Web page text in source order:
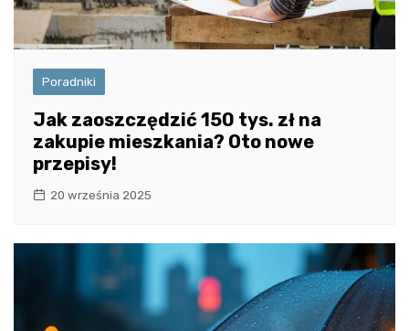
Poradniki
Jak zaoszczędzić 150 tys. zł na
zakupie mieszkania? Oto nowe
przepisy!
20 września 2025